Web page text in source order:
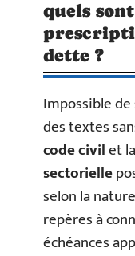
quels
dette ?
Impossible
des textes
code civilet la
sectorielle
selon la
repères à
échéances